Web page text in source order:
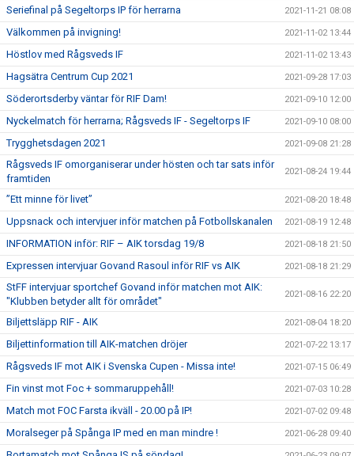
Seriefinal på Segeltorps IP för herrarna 2021-11-21 08:08
Välkommen på invigning! 2021-11-02 13:44
Höstlov med Rågsveds IF 2021-11-02 13:43
Hagsätra Centrum Cup 2021 2021-09-28 17:03
Söderortsderby väntar för RIF Dam! 2021-09-10 12:00
Nyckelmatch för herrarna; Rågsveds IF - Segeltorps IF 2021-09-10 08:00
Trygghetsdagen 2021 2021-09-08 21:28
Rågsveds IF omorganiserar under hösten och tar sats inför
framtiden
2021-08-24 19:44
”Ett minne för livet” 2021-08-20 18:48
Uppsnack och intervjuer inför matchen på Fotbollskanalen 2021-08-19 12:48
INFORMATION inför: RIF – AIK torsdag 19/8 2021-08-18 21:50
Expressen intervjuar Govand Rasoul inför RIF vs AIK 2021-08-18 21:29
StFF intervjuar sportchef Govand inför matchen mot AIK:
"Klubben betyder allt för området"
2021-08-16 22:20
Biljettsläpp RIF - AIK 2021-08-04 18:20
Biljettinformation till AIK-matchen dröjer 2021-07-22 13:17
Rågsveds IF mot AIK i Svenska Cupen - Missa inte! 2021-07-15 06:49
Fin vinst mot Foc + sommaruppehåll! 2021-07-03 10:28
Match mot FOC Farsta ikväll - 20.00 på IP! 2021-07-02 09:48
Moralseger på Spånga IP med en man mindre ! 2021-06-28 09:40